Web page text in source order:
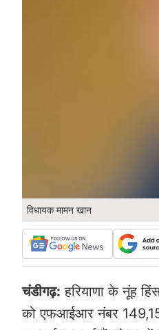
विधायक मामन खान
चंडीगढ़: हरियाणा के नूंह
को एफआईआर नंबर